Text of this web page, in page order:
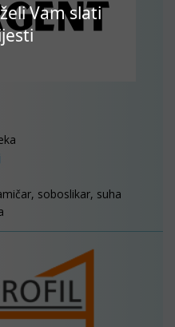
Vam slati
soboslikar, suha